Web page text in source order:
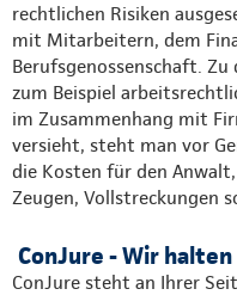
rechtlichen Risiken
mit Mitarbeitern, dem
Berufsgenossenschaft.
zum Beispiel
im Zusammenhang mit
versieht, steht man vor
die Kosten für den
Zeugen, Vollstreckungen
ConJure - Wir
ConJure steht an Ihrer